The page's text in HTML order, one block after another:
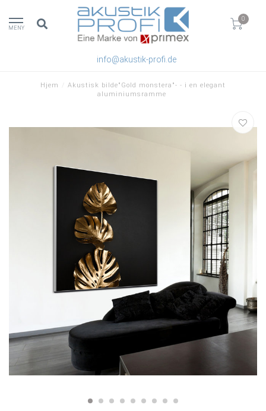
MENY
0
info@akustik-profi.de
Hjem
Akustisk bilde"Gold monstera"- - i en elegant
aluminiumsramme